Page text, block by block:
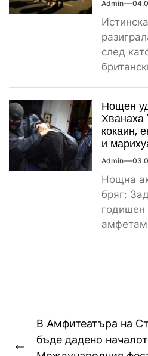
Admin
след
Нощен
Хванаха
кокаин,
и
Admin
Нощна
бряг:
годишен
Навигация
В Амфитеатъра на
бъде дадено